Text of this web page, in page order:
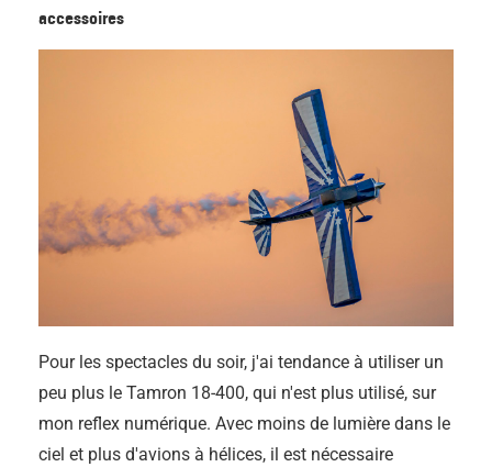
accessoires
Pour les spectacles du soir, j'ai tendance à utiliser un
peu plus le Tamron 18-400, qui n'est plus utilisé, sur
mon reflex numérique. Avec moins de lumière dans le
ciel et plus d'avions à hélices, il est nécessaire